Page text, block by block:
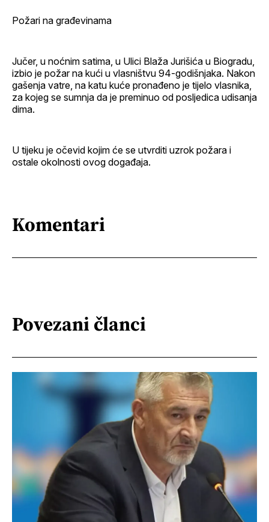
Požari na građevinama
Jučer, u noćnim satima, u Ulici Blaža Jurišića u Biogradu,
izbio je požar na kući u vlasništvu 94-godišnjaka. Nakon
gašenja vatre, na katu kuće pronađeno je tijelo vlasnika,
za kojeg se sumnja da je preminuo od posljedica udisanja
dima.
U tijeku je očevid kojim će se utvrditi uzrok požara i
ostale okolnosti ovog događaja.
Komentari
Povezani članci